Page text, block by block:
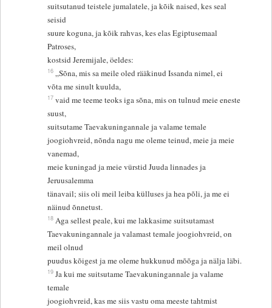
suitsutanud teistele jumalatele, ja kõik naised, kes seal
seisid
suure koguna, ja kõik rahvas, kes elas Egiptusemaal
Patroses,
kostsid Jeremijale, öeldes:
16 „Sõna, mis sa meile oled rääkinud Issanda nimel, ei
võta me sinult kuulda,
17 vaid me teeme teoks iga sõna, mis on tulnud meie eneste
suust,
suitsutame Taevakuningannale ja valame temale
joogiohvreid, nõnda nagu me oleme teinud, meie ja meie
vanemad,
meie kuningad ja meie vürstid Juuda linnades ja
Jeruusalemma
tänavail; siis oli meil leiba külluses ja hea põli, ja me ei
näinud õnnetust.
18 Aga sellest peale, kui me lakkasime suitsutamast
Taevakuningannale ja valamast temale joogiohvreid, on
meil olnud
puudus kõigest ja me oleme hukkunud mõõga ja nälja läbi.
19 Ja kui me suitsutame Taevakuningannale ja valame
temale
joogiohvreid, kas me siis vastu oma meeste tahtmist